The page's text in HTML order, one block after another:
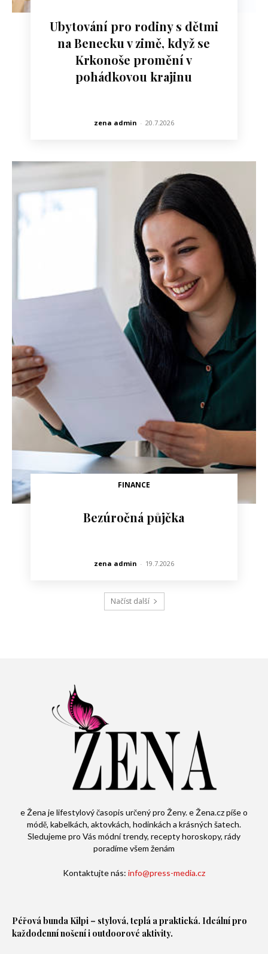
Ubytování pro rodiny s dětmi
na Benecku v zimě, když se
Krkonoše promění v
pohádkovou krajinu
zena admin - 20.7.2026
FINANCE
Bezúročná půjčka
zena admin - 19.7.2026
Načíst další
e Žena je lifestylový časopis určený pro Ženy. e Žena.cz píše o
módě, kabelkách, aktovkách, hodinkách a krásných šatech.
Sledujeme pro Vás módní trendy, recepty horoskopy, rády
poradíme všem ženám
Kontaktujte nás: info@press-media.cz
Péřová bunda Kilpi – stylová, teplá a praktická. Ideální pro
každodenní nošení i outdoorové aktivity.